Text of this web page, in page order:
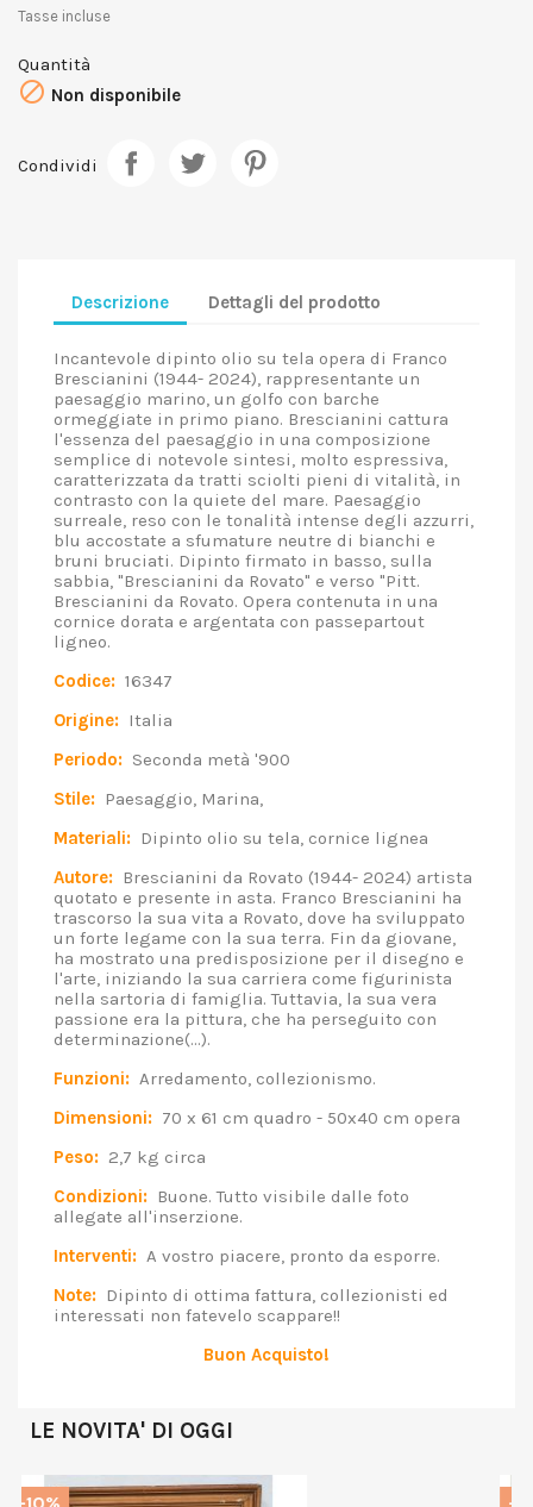
Tasse incluse
Quantità
 Non disponibile
Condividi
Descrizione Dettagli del prodotto
Incantevole dipinto olio su tela opera di Franco
Brescianini (1944- 2024), rappresentante un
paesaggio marino, un golfo con barche
ormeggiate in primo piano. Brescianini cattura
l'essenza del paesaggio in una composizione
semplice di notevole sintesi, molto espressiva,
caratterizzata da tratti sciolti pieni di vitalità, in
contrasto con la quiete del mare. Paesaggio
surreale, reso con le tonalità intense degli azzurri,
blu accostate a sfumature neutre di bianchi e
bruni bruciati. Dipinto firmato in basso, sulla
sabbia, "Brescianini da Rovato" e verso "Pitt.
Brescianini da Rovato. Opera contenuta in una
cornice dorata e argentata con passepartout
ligneo.
Codice: 16347
Origine: Italia
Periodo: Seconda metà '900
Stile: Paesaggio, Marina,
Materiali: Dipinto olio su tela, cornice lignea
Autore: Brescianini da Rovato (1944- 2024) artista
quotato e presente in asta. Franco Brescianini ha
trascorso la sua vita a Rovato, dove ha sviluppato
un forte legame con la sua terra. Fin da giovane,
ha mostrato una predisposizione per il disegno e
l'arte, iniziando la sua carriera come figurinista
nella sartoria di famiglia. Tuttavia, la sua vera
passione era la pittura, che ha perseguito con
determinazione(...).
Funzioni: Arredamento, collezionismo.
Dimensioni: 70 x 61 cm quadro - 50x40 cm opera
Peso: 2,7 kg circa
Condizioni: Buone. Tutto visibile dalle foto
allegate all'inserzione.
Interventi: A vostro piacere, pronto da esporre.
Note: Dipinto di ottima fattura, collezionisti ed
interessati non fatevelo scappare!!
Buon Acquisto!
LE NOVITA' DI OGGI